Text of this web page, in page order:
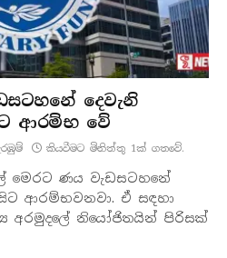
දෙවැනි
ආරම්භ වේ
කියවීමට මිනිත්තු 1ක් ගතවේ.
මෙරට ණය වැඩසටහනේ
ආරම්භවනවා. ඒ සඳහා
අරමුදලේ නියෝජිතයින් පිරිසක්